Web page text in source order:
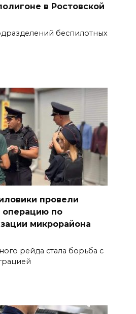
в Ростовской
беспилотных
провели
операцию по
микрорайона
рейда стала борьба с